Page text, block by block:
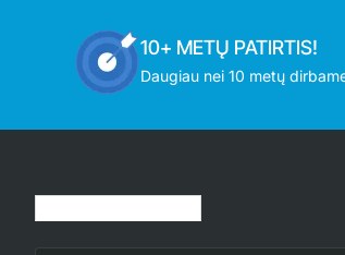
10+ METŲ PATIRTIS!
Daugiau nei 10 metų